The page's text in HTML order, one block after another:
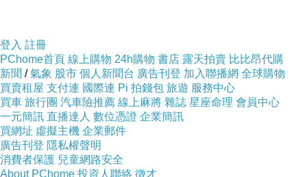
登入 註冊
PChome首頁 線上購物 24h購物 書店 露天拍賣 比比昂代購
新聞 /氣象 股市 個人新聞台 廣告刊登 加入聯播網 全球購物
買賣租屋 支付連 國際連 Pi 拍錢包 旅遊 服務中心
買車 旅行團 汽車險推薦 線上麻將 雜誌 星座命理 會員中心
一元簡訊 直播達人 數位憑證 企業簡訊
買網址 虛擬主機 企業郵件
廣告刊登 隱私權聲明
消費者保護 兒童網路安全
About PChome 投資人聯絡 徵才